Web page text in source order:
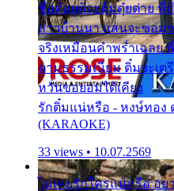
ชื่อต๋อยต้อยตุ้มตุ๋ยต่าย พี่ยั
สาวบ้านนา แสนจะซอม
จริงเหมือนคำพร่ำเฉลย
ตามธรรมเนียม ติ๋มจะเต
หวั่นขอยอมได้เคียง
รักติ๋มแน่หรือ - หงษ์ทอง
(KARAOKE)
33 views • 10.07.2569
ไม่เคยรักใครแน่หรือ อ